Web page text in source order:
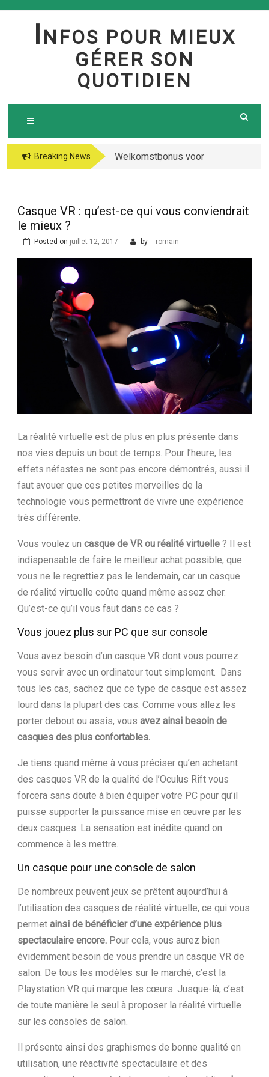
Skip
I NFOS POUR MIEUX
GÉRER SON
QUOTIDIEN
Breaking News
Welkomstbonus voor
Casque VR : qu’est-ce qui vous conviendrait
le mieux ?
Posted on juillet 12, 2017 by romain
La réalité virtuelle est de plus en plus présente dans
nos vies depuis un bout de temps. Pour l’heure, les
effets néfastes ne sont pas encore démontrés, aussi il
faut avouer que ces petites merveilles de la
technologie vous permettront de vivre une expérience
très différente.
Vous voulez un casque de VR ou réalité virtuelle ? Il est
indispensable de faire le meilleur achat possible, que
vous ne le regrettiez pas le lendemain, car un casque
de réalité virtuelle coûte quand même assez cher.
Qu’est-ce qu’il vous faut dans ce cas ?
Vous jouez plus sur PC que sur console
Vous avez besoin d’un casque VR dont vous pourrez
vous servir avec un ordinateur tout simplement. Dans
tous les cas, sachez que ce type de casque est assez
lourd dans la plupart des cas. Comme vous allez les
porter debout ou assis, vous avez ainsi besoin de
casques des plus confortables.
Je tiens quand même à vous préciser qu’en achetant
des casques VR de la qualité de l’Oculus Rift vous
forcera sans doute à bien équiper votre PC pour qu’il
puisse supporter la puissance mise en œuvre par les
deux casques. La sensation est inédite quand on
commence à les mettre.
Un casque pour une console de salon
De nombreux peuvent jeux se prêtent aujourd’hui à
l’utilisation des casques de réalité virtuelle, ce qui vous
permet ainsi de bénéficier d’une expérience plus
spectaculaire encore. Pour cela, vous aurez bien
évidemment besoin de vous prendre un casque VR de
salon. De tous les modèles sur le marché, c’est la
Playstation VR qui marque les cœurs. Jusque-là, c’est
de toute manière le seul à proposer la réalité virtuelle
sur les consoles de salon.
Il présente ainsi des graphismes de bonne qualité en
utilisation, une réactivité spectaculaire et des